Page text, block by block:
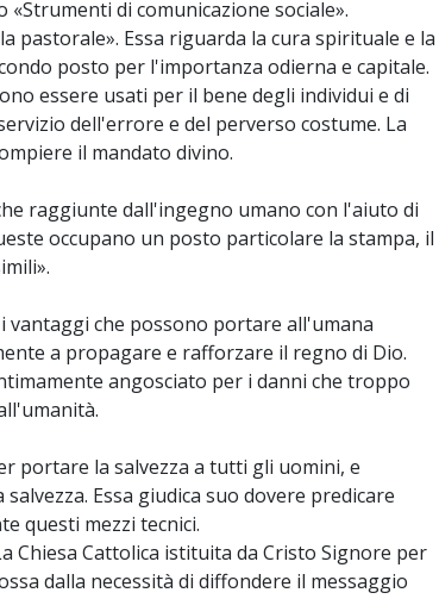
di comunicazione sociale».
pastorale». Essa riguarda la cura spirituale e la
posto per l'importanza odierna e capitale.
essere usati per il bene degli individui e di
dell'errore e del perverso costume. La
il mandato divino.
raggiunte dall'ingegno umano con l'aiuto di
occupano un posto particolare la stampa, il
vantaggi che possono portare all'umana
a propagare e rafforzare il regno di Dio.
angosciato per i danni che troppo
portare la salvezza a tutti gli uomini, e
Essa giudica suo dovere predicare
questi mezzi tecnici.
Chiesa Cattolica istituita da Cristo Signore per
dalla necessità di diffondere il messaggio